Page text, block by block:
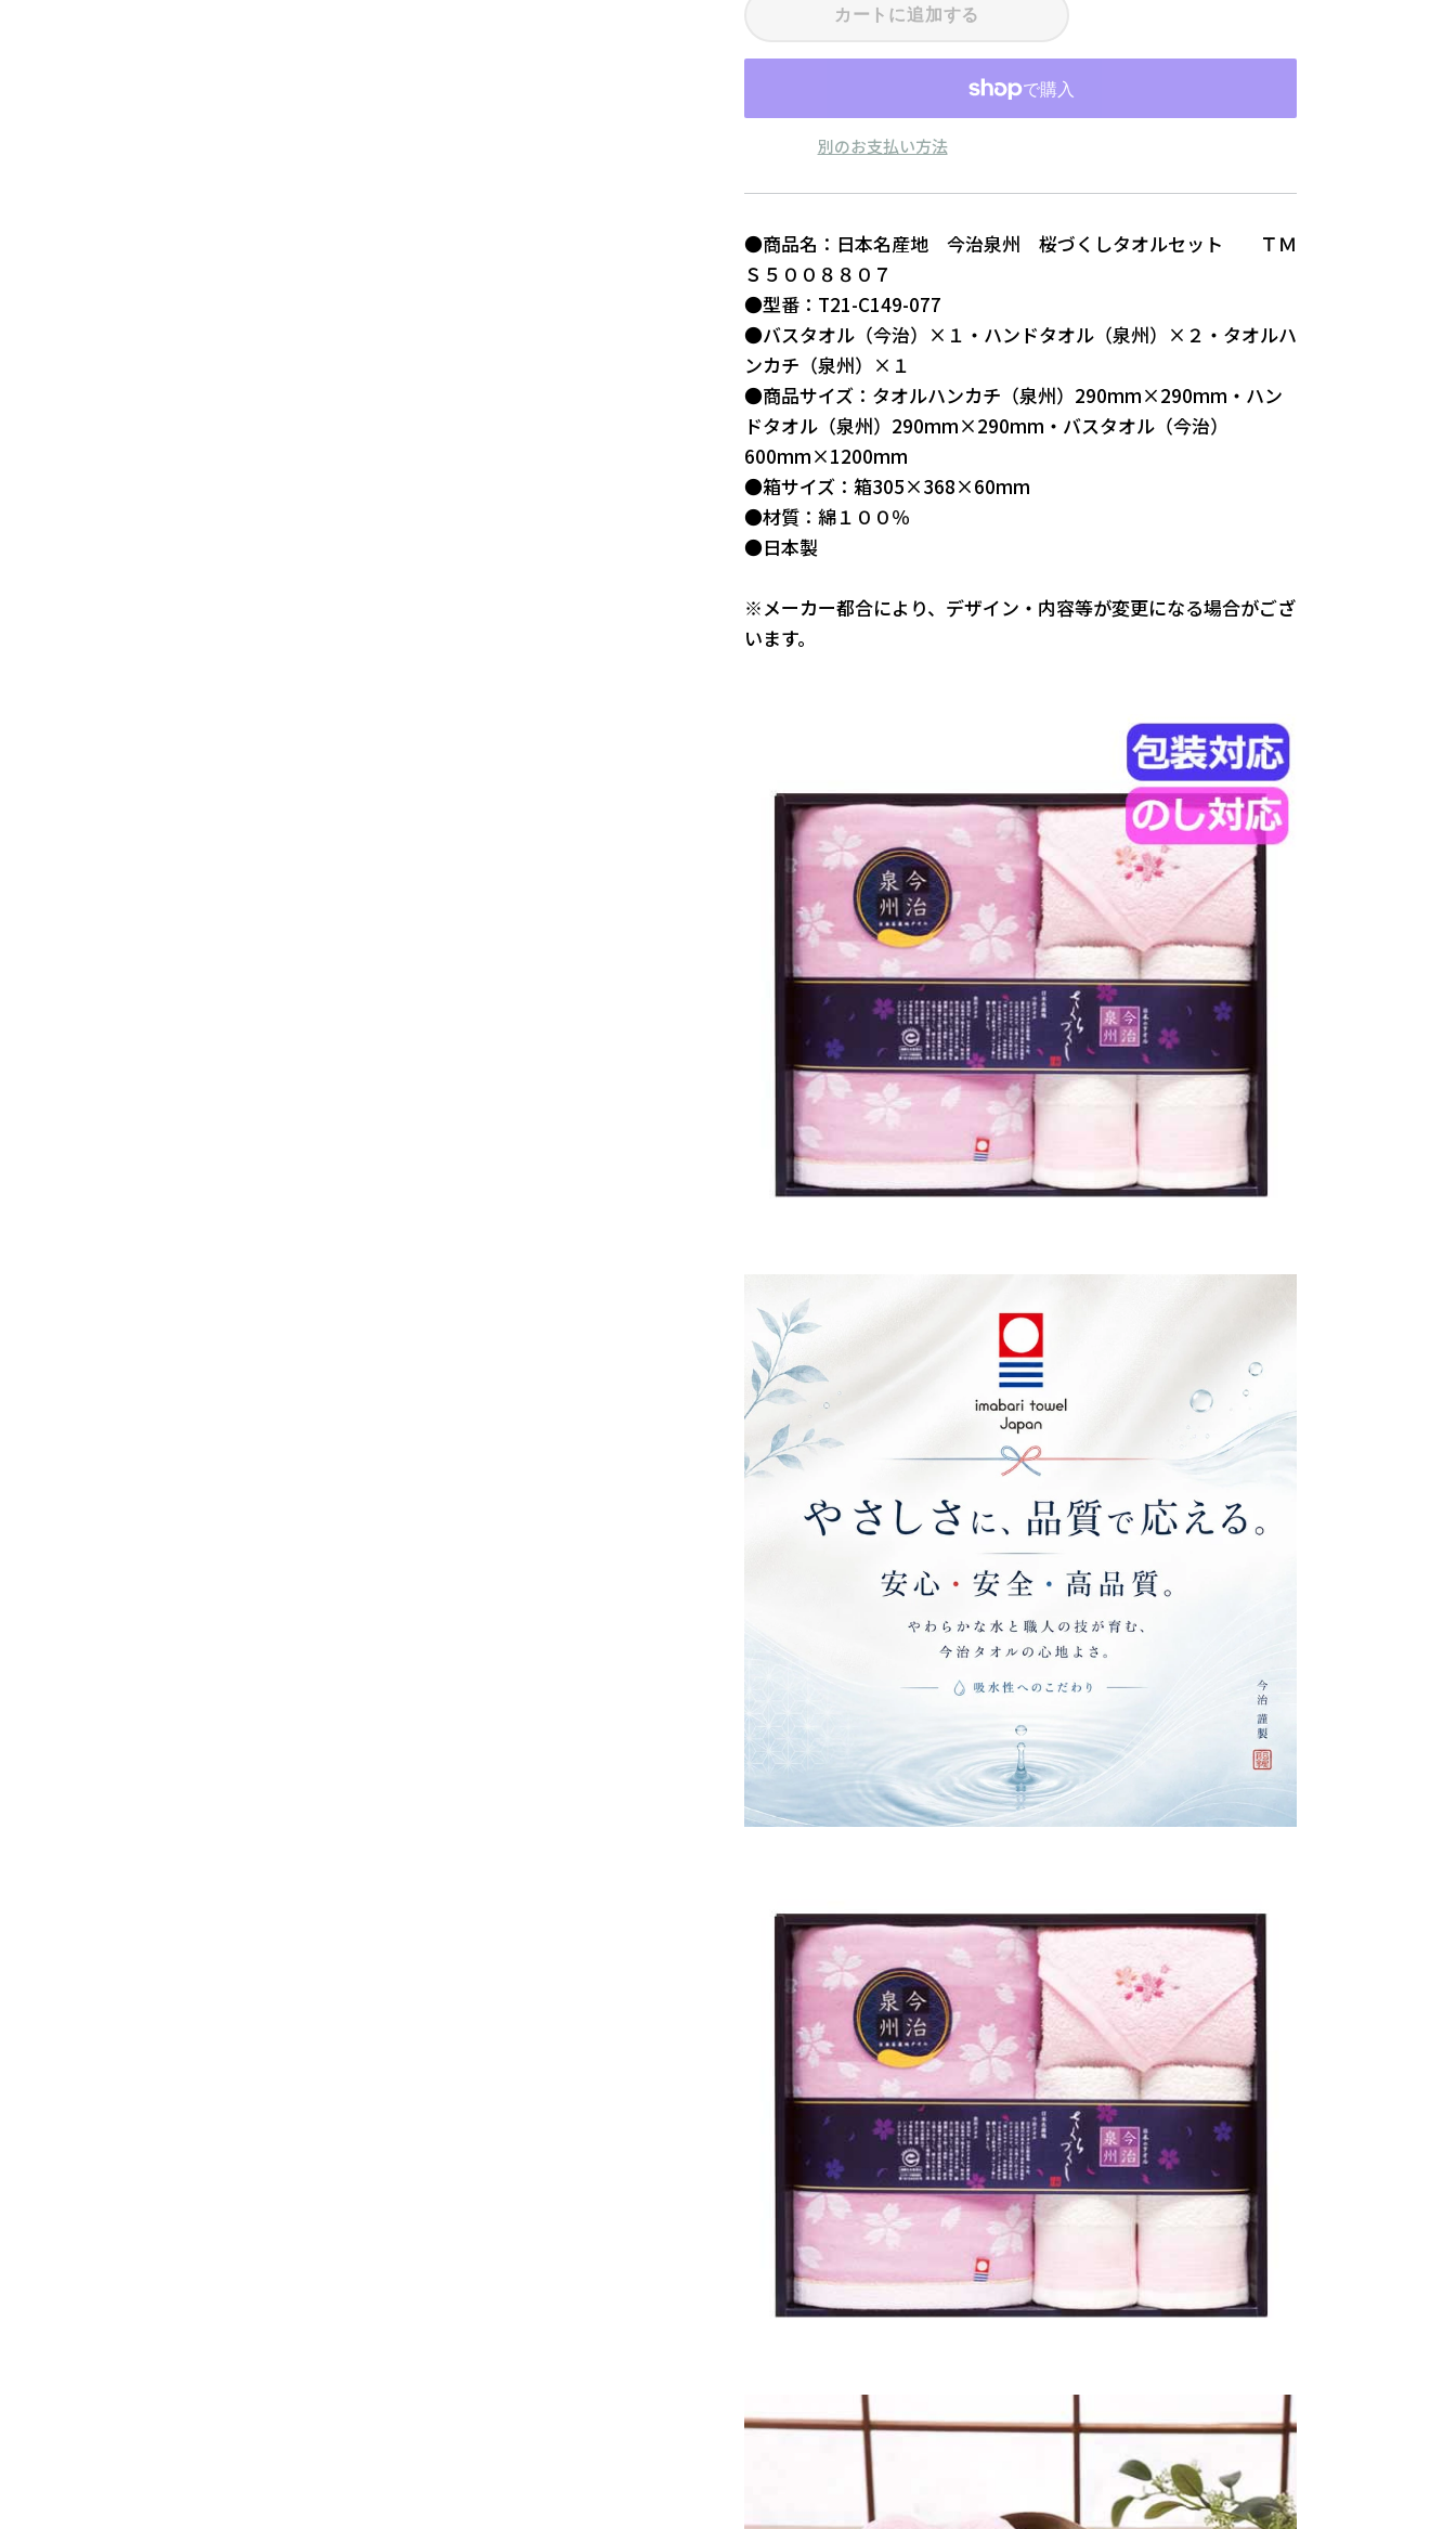
カートに追加する
別のお支払い方法
●商品名：日本名産地 今治泉州 桜づくしタオルセット ＴＭ
Ｓ５００８８０７
●型番：T21-C149-077
●バスタオル（今治）×１・ハンドタオル（泉州）×２・タオルハ
ンカチ（泉州）×１
●商品サイズ：タオルハンカチ（泉州）290mm×290mm・ハン
ドタオル（泉州）290mm×290mm・バスタオル（今治）
600mm×1200mm
●箱サイズ：箱305×368×60mm
●材質：綿１００％
●日本製
※メーカー都合により、デザイン・内容等が変更になる場合がござ
います。